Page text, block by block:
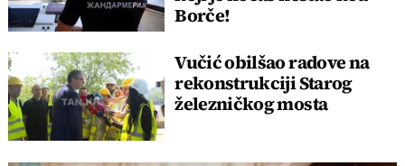
Borče!
Vučić obilšao radove na
rekonstrukciji Starog
železničkog mosta